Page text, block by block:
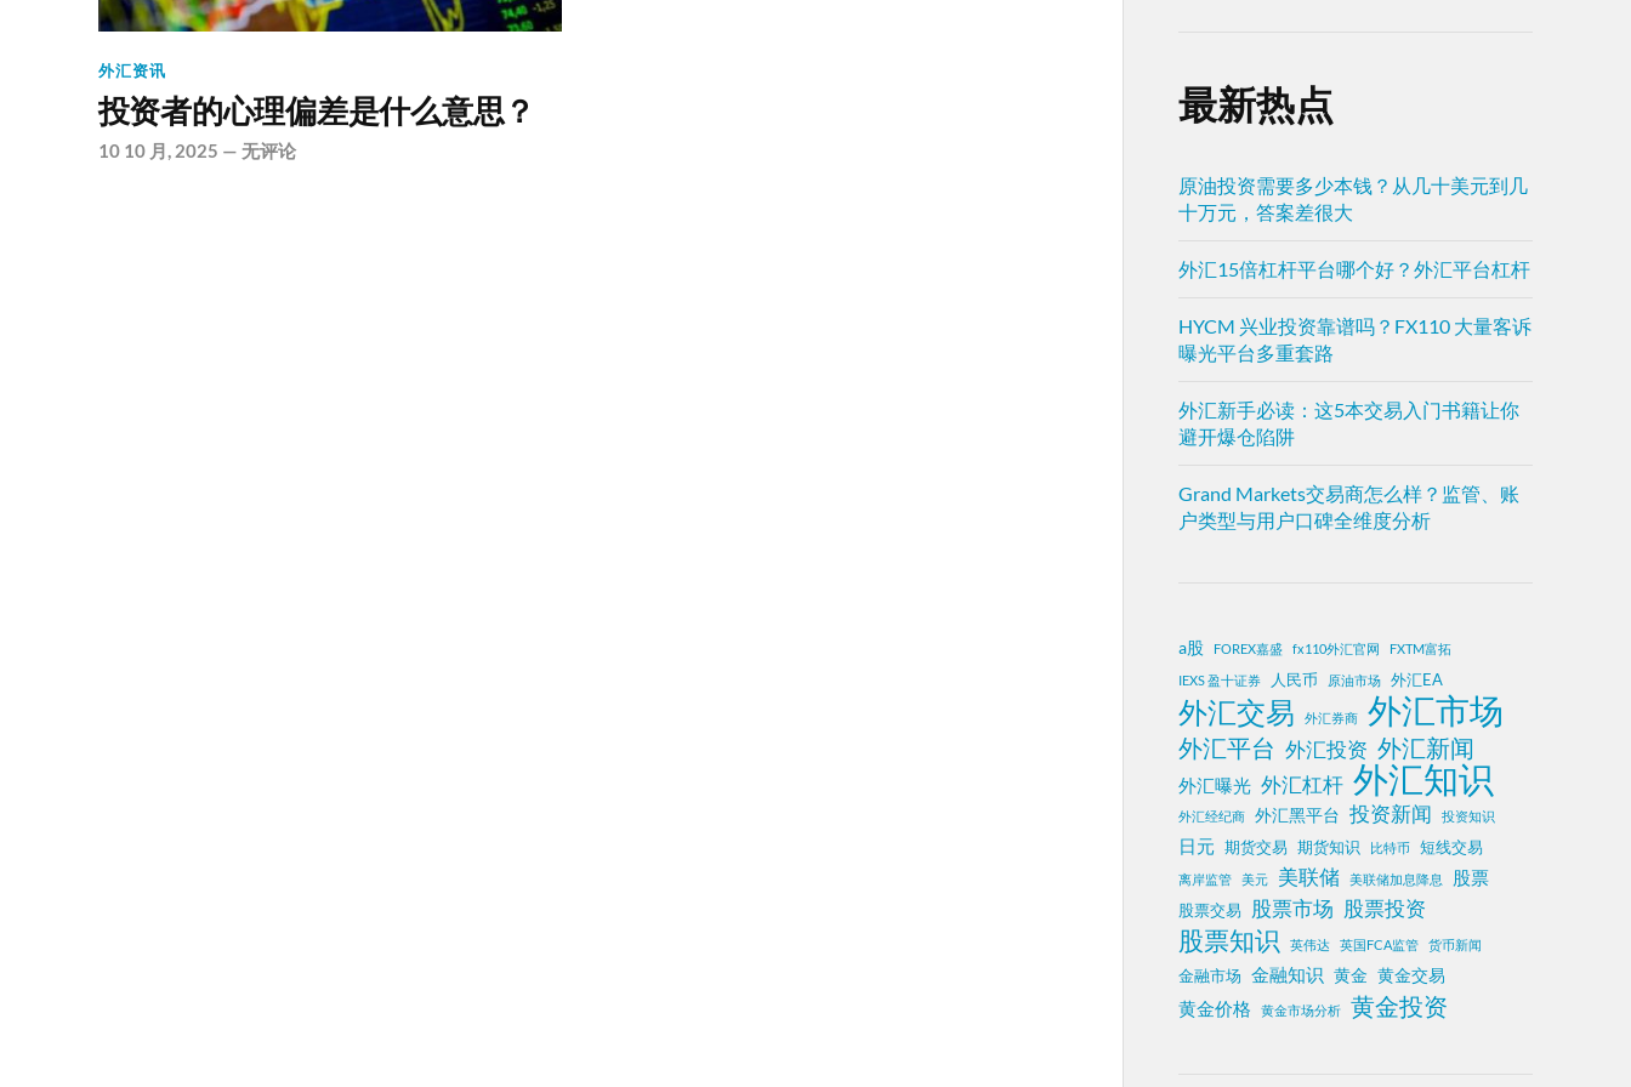
外汇资讯
投资者的心理偏差是什么意思？
10 10 月, 2025 — 无评论
最新热点
原油投资需要多少本钱？从几十美元到几
十万元，答案差很大
外汇15倍杠杆平台哪个好？外汇平台杠杆
HYCM 兴业投资靠谱吗？FX110 大量客诉
曝光平台多重套路
外汇新手必读：这5本交易入门书籍让你
避开爆仓陷阱
Grand Markets交易商怎么样？监管、账
户类型与用户口碑全维度分析
a股 FOREX嘉盛 fx110外汇官网
FXTM富拓
IEXS 盈十证券
人民币 原油市场 外汇EA
外汇交易 外汇券商 外汇市场
外汇平台 外汇投资 外汇新闻
外汇曝光 外汇杠杆 外汇知识
外汇经纪商 外汇黑平台 投资新闻 投资知识
日元 期货交易 期货知识 比特币 短线交易
离岸监管 美元 美联储 美联储加息降息 股票
股票交易 股票市场 股票投资
股票知识 英伟达 英国FCA监管 货币新闻
金融市场 金融知识 黄金 黄金交易
黄金价格 黄金市场分析 黄金投资